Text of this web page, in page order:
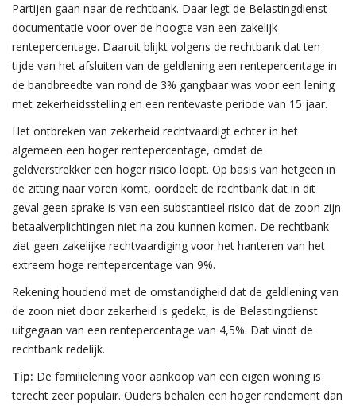
Partijen gaan naar de rechtbank. Daar legt de Belastingdienst
documentatie voor over de hoogte van een zakelijk
rentepercentage. Daaruit blijkt volgens de rechtbank dat ten
tijde van het afsluiten van de geldlening een rentepercentage in
de bandbreedte van rond de 3% gangbaar was voor een lening
met zekerheidsstelling en een rentevaste periode van 15 jaar.
Het ontbreken van zekerheid rechtvaardigt echter in het
algemeen een hoger rentepercentage, omdat de
geldverstrekker een hoger risico loopt. Op basis van hetgeen in
de zitting naar voren komt, oordeelt de rechtbank dat in dit
geval geen sprake is van een substantieel risico dat de zoon zijn
betaalverplichtingen niet na zou kunnen komen. De rechtbank
ziet geen zakelijke rechtvaardiging voor het hanteren van het
extreem hoge rentepercentage van 9%.
Rekening houdend met de omstandigheid dat de geldlening van
de zoon niet door zekerheid is gedekt, is de Belastingdienst
uitgegaan van een rentepercentage van 4,5%. Dat vindt de
rechtbank redelijk.
Tip: De familielening voor aankoop van een eigen woning is
terecht zeer populair. Ouders behalen een hoger rendement dan